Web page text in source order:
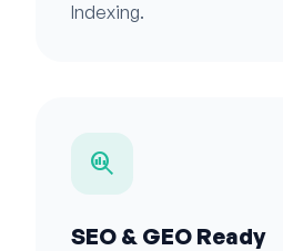
Indexing.
search_insights
SEO & GEO Ready